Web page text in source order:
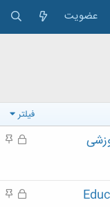
عضویت
فیلتر
ق
د
م
ق
م